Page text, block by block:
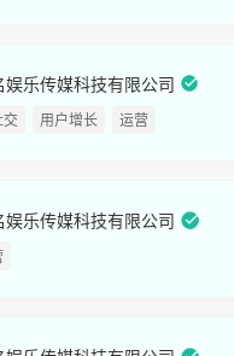
娱乐传媒科技有限公司
用户增长 运营
娱乐传媒科技有限公司